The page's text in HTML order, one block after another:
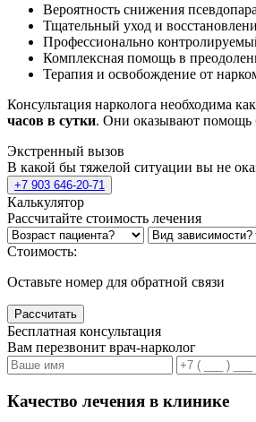
Вероятность снижения
Тщательный уход и
Профессионально
Комплексная помощь в
Терапия и освобождение от
Консультация нарколога необходима
часов в сутки. Они оказывают помощь
Экстренный вызов
В какой бы тяжелой ситуации вы не
+7 903 646-20-71
Калькулятор
Рассчитайте стоимость лечения
Стоимость:
Оставьте номер для обратной связи
Рассчитать
Бесплатная консультация
Вам перезвонит врач-нарколог
Качество лечения в клинике